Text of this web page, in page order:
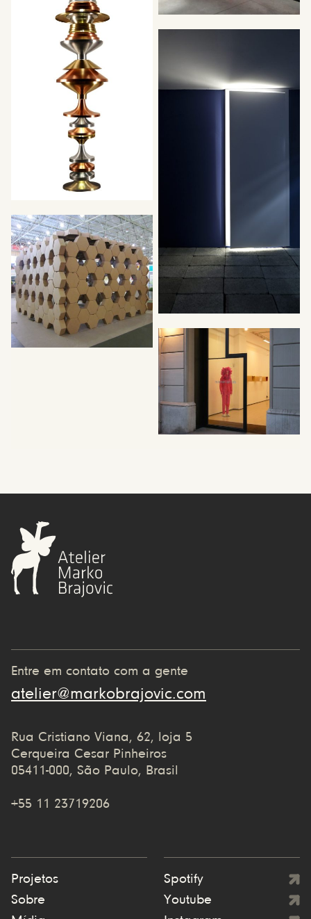
Entre em contato com a gente
atelier@markobrajovic.com
Rua Cristiano Viana, 62, loja 5
Cerqueira Cesar Pinheiros
05411-000, São Paulo, Brasil
+55 11 23719206
Projetos
Sobre
Spotify
Youtube